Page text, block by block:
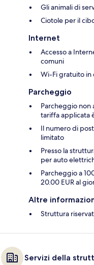
Gli animali di
Ciotole per il
Internet
Accesso a
comuni
Wi-Fi gratuito in
Parcheggio
Parcheggio non
tariffa applicata
Il numero di
limitato
Presso la
per auto
Parcheggio a
20.00 EUR al
Altre
Struttura
Servizi della